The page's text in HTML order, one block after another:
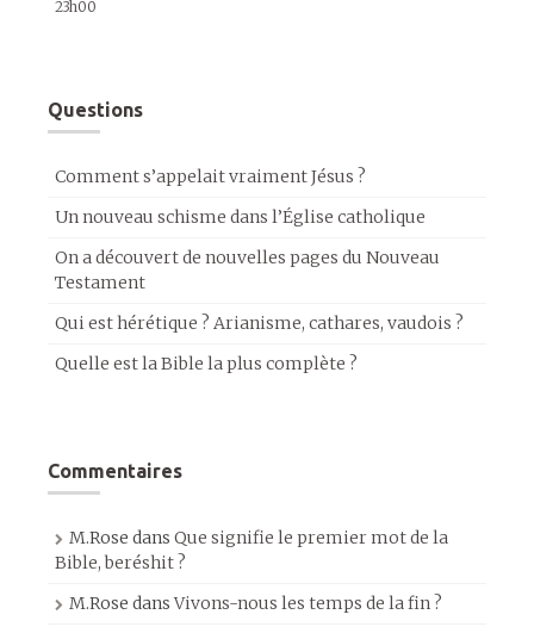
23h00
Questions
Comment s’appelait vraiment Jésus ?
Un nouveau schisme dans l’Église catholique
On a découvert de nouvelles pages du Nouveau
Testament
Qui est hérétique ? Arianisme, cathares, vaudois ?
Quelle est la Bible la plus complète ?
Commentaires
M.Rose dans Que signifie le premier mot de la
Bible, beréshit ?
M.Rose dansVivons-nous les temps de la fin ?